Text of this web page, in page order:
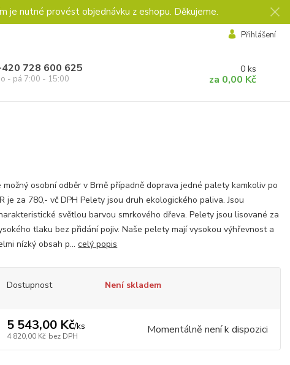
je nutné provést objednávku z eshopu. Děkujeme.
Přihlášení
728 600 625
- pá 7:00 - 15:00
0 ks
za 0,00 Kč
možný osobní odběr v Brně případně doprava jedné palety kamkoliv po
je za 780,- vč DPH Pelety jsou druh ekologického paliva. Jsou
světlou barvou smrkového dřeva. Pelety jsou lisované za
tlaku bez přidání pojiv. Naše pelety mají vysokou výhřevnost a
nízký obsah p...celý popis
Dostupnost Není skladem
5 543,00 Kč/ks
4 820,00 Kč bez DPH Momentálně není k dispozici